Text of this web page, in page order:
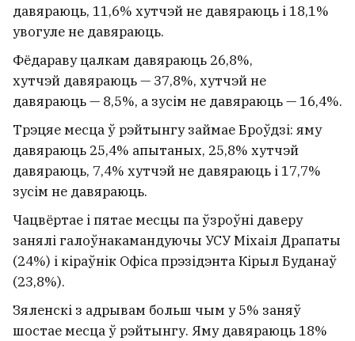
давяраюць, 11,6% хутчэй не давяраюць і 18,1%
увогуле не давяраюць.
Фёдараву цалкам давяраюць 26,8%,
хутчэй давяраюць — 37,8%, хутчэй не
давяраюць — 8,5%, а зусім не давяраюць — 16,4%.
Трэцяе месца ў рэйтынгу займае Броўдзі: яму
давяраюць 25,4% апытаных, 25,8% хутчэй
давяраюць, 7,4% хутчэй не давяраюць і 17,7%
зусім не давяраюць.
Чацвёртае і пятае месцы па ўзроўні даверу
занялі галоўнакамандуючы УСУ Міхаіл Драпаты
(24%) і кіраўнік Офіса прэзідэнта Кірыл Буданаў
(23,8%).
Зяленскі з адрывам больш чым у 5% заняў
шостае месца ў рэйтынгу. Яму давяраюць 18%